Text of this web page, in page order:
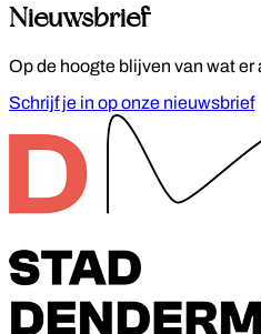
Nieuwsbrief
Op de hoogte blijven van wat
Schrijf je in op onze nieuwsbrief